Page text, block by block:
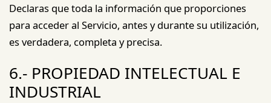
Declaras que toda la información que proporciones
para acceder al Servicio, antes y durante su utilización,
es verdadera, completa y precisa.
6.- PROPIEDAD INTELECTUAL E
INDUSTRIAL